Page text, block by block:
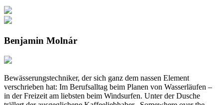
Benjamin Molnár
Bewässerungstechniker, der sich ganz dem nassen Element
verschrieben hat: Im Berufsalltag beim Planen von Wasserläufen –
in der Freizeit am liebsten beim Windsurfen. Unter der Dusche